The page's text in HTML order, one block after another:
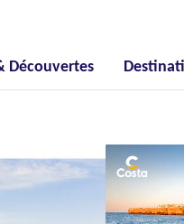
Découvertes